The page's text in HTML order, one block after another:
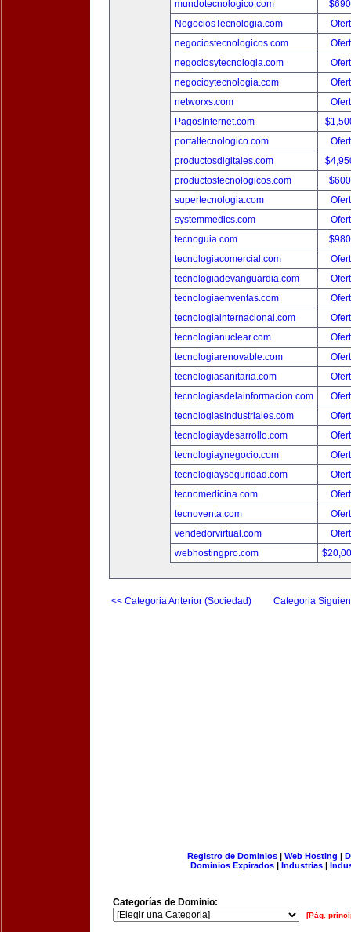
mundotecnologico.com
NegociosTecnologia.com
negociostecnologicos.com
negociosytecnologia.com
negocioytecnologia.com
networxs.com
PagosInternet.com
portaltecnologico.com
productosdigitales.com
productostecnologicos.com
supertecnologia.com
systemmedics.com
tecnoguia.com
tecnologiacomercial.com
tecnologiadevanguardia.com
tecnologiaenventas.com
tecnologiainternacional.com
tecnologianuclear.com
tecnologiarenovable.com
tecnologiasanitaria.com
tecnologiasdelainformacion.com
tecnologiasindustriales.com
tecnologiaydesarrollo.com
tecnologiaynegocio.com
tecnologiayseguridad.com
tecnomedicina.com
tecnoventa.com
vendedorvirtual.com
webhostingpro.com
<< Categoria Anterior (Sociedad) Categoria
Registro de Dominios| Web Hosting |
Dominios Expirados | Industrias |
Categorías de Dominio:
[Pág.